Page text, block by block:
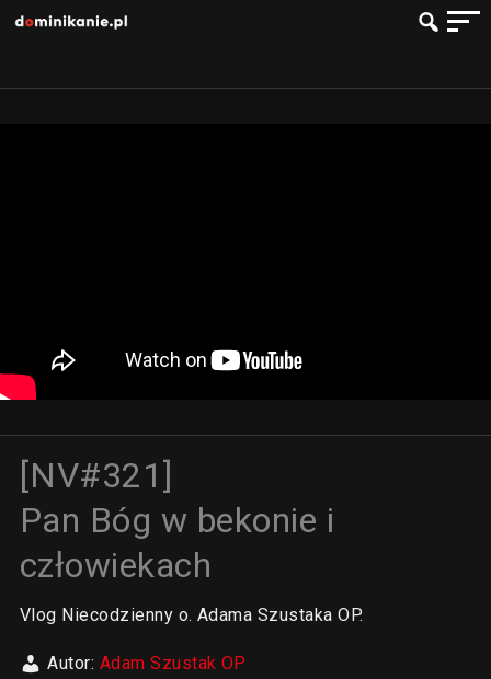
[NV#321]
Pan Bóg w bekonie i
człowiekach
Vlog Niecodzienny o. Adama Szustaka OP.
Autor: Adam Szustak OP